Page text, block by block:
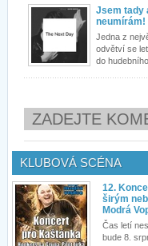
Jsem tady
neumírám!
Jedna z
odvětví se
do
ZADEJTE
KLUBOVÁ SCÉNA
12.
širým
Modrá
Čas letí
bude 8.